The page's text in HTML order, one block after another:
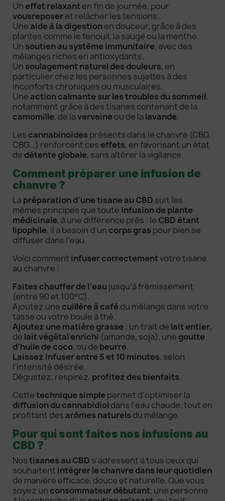
Un effet relaxanten fin de journée, pour
vousreposeret relâcher les tensions.
Une aide à la digestionen douceur, grâce à des
plantes comme le fenouil, la sauge ou la menthe.
Un soutien au système immunitaire, avec des
mélanges riches en antioxydants.
Un soulagement naturel des douleurs, en
particulier chez les personnes sujettes à des
inconforts chroniques ou musculaires.
Une action calmante sur les troubles du sommeil,
notamment grâce à des tisanes contenant de la
camomille, de laverveine ou de la lavande.
Les cannabinoïdes présents dans le chanvre (CBD,
CBG…) renforcent ces effets, en favorisant un état
de détente globale, sans altérer la vigilance.
Comment préparer une infusion de
chanvre ?
La préparation d’une tisane au CBD suit les
mêmes principes que toute infusion de plante
médicinale, à une différence près : le CBD étant
lipophile, il a besoin d’un corps gras pour bien se
diffuser dans l’eau.
Voici comment infuser correctementvotre tisane
au chanvre :
Faites chauffer de l’eau jusqu’à frémissement
(entre 90 et 100°C).
Ajoutez une cuillère à café du mélange dans votre
tasse ou votre boule à thé.
Ajoutez une matière grasse : un trait de lait entier,
de lait végétal enrichi (amande, soja), une goutte
d’huile de coco, ou de beurre.
Laissez infuser entre 5 et 10 minutes, selon
l’intensité désirée.
Dégustez, respirez, profitez des bienfaits.
Cettetechnique simple permet d’optimiser la
diffusion du cannabidiol dans l’eau chaude, tout en
profitant des arômes naturels du mélange.
Pour qui sont faites nos infusions au
CBD ?
Nostisanes au CBD s’adressent à tous ceux qui
souhaitent intégrer le chanvre dans leur quotidien
de manière efficace, douce et naturelle. Que vous
soyez un consommateur débutant, une personne